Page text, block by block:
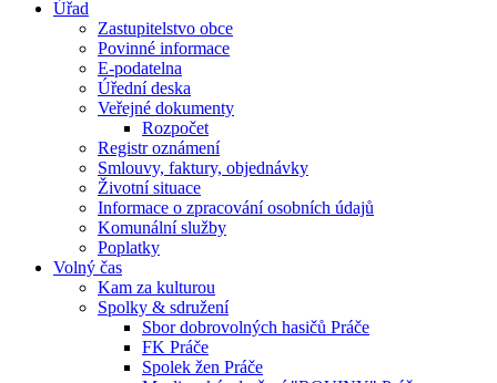
Úřad
Zastupitelstvo obce
Povinné informace
E-podatelna
Úřední deska
Veřejné dokumenty
Rozpočet
Registr oznámení
Smlouvy, faktury, objednávky
Životní situace
Informace o zpracování osobních údajů
Komunální služby
Poplatky
Volný čas
Kam za kulturou
Spolky & sdružení
Sbor dobrovolných hasičů Práče
FK Práče
Spolek žen Práče